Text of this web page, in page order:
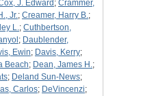
J. Edward ; Crammer,
Jr.; Creamer, Harry B.;
L.; Cuthbertson,
; Daublender,
Ewin; Davis, Kerry;
Beach; Dean, James H.;
; Deland Sun-News;
Carlos; DeVincenzi;